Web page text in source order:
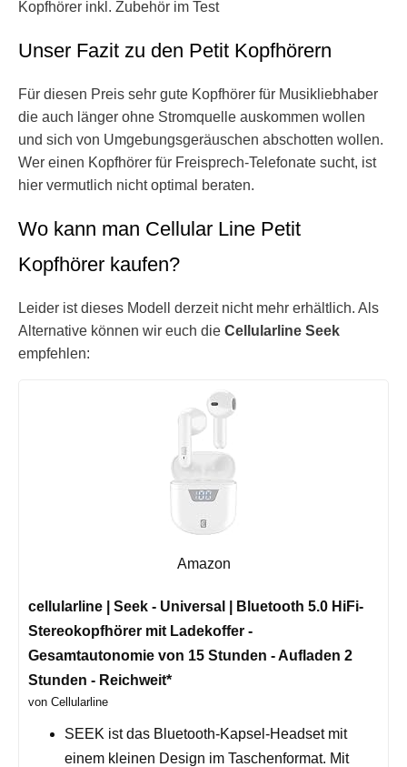
Unser Fazit zu den Petit Kopfhörern
Für diesen Preis sehr gute Kopfhörer für Musikliebhaber
die auch länger ohne Stromquelle auskommen wollen
und sich von Umgebungsgeräuschen abschotten wollen.
Wer einen Kopfhörer für Freisprech-Telefonate sucht, ist
hier vermutlich nicht optimal beraten.
Wo kann man Cellular Line Petit
Kopfhörer kaufen?
Leider ist dieses Modell derzeit nicht mehr erhältlich. Als
Alternative können wir euch die Cellularline Seek
empfehlen:
Amazon
cellularline | Seek - Universal | Bluetooth 5.0 HiFi-
Stereokopfhörer mit Ladekoffer -
Gesamtautonomie von 15 Stunden - Aufladen 2
Stunden - Reichweit*
von Cellularline
SEEK ist das Bluetooth-Kapsel-Headset mit
einem kleinen Design im Taschenformat. Mit